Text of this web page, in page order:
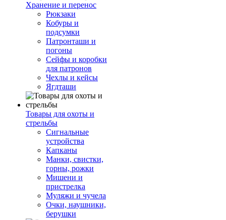
Хранение и перенос
Рюкзаки
Кобуры и
подсумки
Патронташи и
погоны
Сейфы и коробки
для патронов
Чехлы и кейсы
Ягдташи
Товары для охоты и
стрельбы
Сигнальные
устройства
Капканы
Манки, свистки,
горны, рожки
Мишени и
пристрелка
Муляжи и чучела
Очки, наушники,
берушки